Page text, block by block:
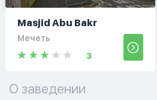
Masjid Abu Bakr
Мечеть
3
О заведении